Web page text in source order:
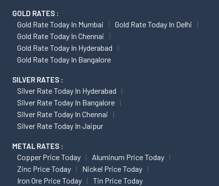
GOLD RATES :
Gold Rate Today In Mumbai
Gold Rate Today In Delhi
Gold Rate Today In Chennai
Gold Rate Today In Hyderabad
Gold Rate Today In Bangalore
SILVER RATES :
Silver Rate Today In Hyderabad
Silver Rate Today In Bangalore
Silver Rate Today In Chennai
Silver Rate Today In Jaipur
METAL RATES :
Copper Price Today
Aluminum Price Today
Zinc Price Today
Nickel Price Today
Iron Ore Price Today
Tin Price Today